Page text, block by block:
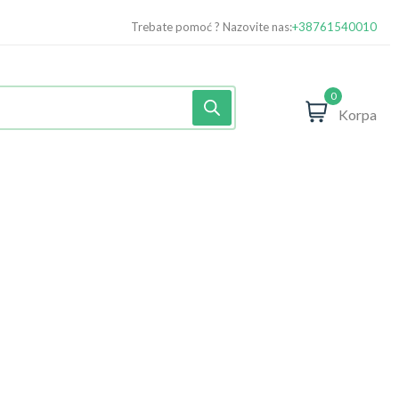
Trebate pomoć ? Nazovite nas:+38761540010
0
Korpa